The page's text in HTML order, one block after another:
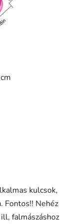
kulcsok,
Fontos!! Nehéz
falmászáshoz